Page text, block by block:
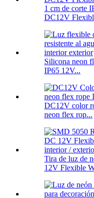
1 cm de corte
DC12V
Silicona neon
IP65 12V...
DC12V color
neon flex rop...
Tira de luz de
12V Flexible